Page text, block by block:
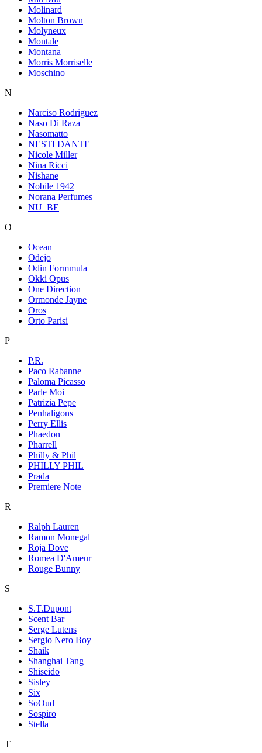
Molinard
Molton Brown
Molyneux
Montale
Montana
Morris Morriselle
Moschino
N
Narciso Rodriguez
Naso Di Raza
Nasomatto
NESTI DANTE
Nicole Miller
Nina Ricci
Nishane
Nobile 1942
Norana Perfumes
NU_BE
O
Ocean
Odejo
Odin Formmula
Okki Opus
One Direction
Ormonde Jayne
Oros
Orto Parisi
P
P.R.
Paco Rabanne
Paloma Picasso
Parle Moi
Patrizia Pepe
Penhaligons
Perry Ellis
Phaedon
Pharrell
Philly & Phil
PHILLY PHIL
Prada
Premiere Note
R
Ralph Lauren
Ramon Monegal
Roja Dove
Romea D'Ameur
Rouge Bunny
S
S.T.Dupont
Scent Bar
Serge Lutens
Sergio Nero Boy
Shaik
Shanghai Tang
Shiseido
Sisley
Six
SoOud
Sospiro
Stella
T